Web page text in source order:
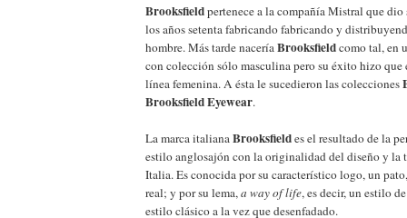
Brooksfieldpertenece a la compañía Mistral que dio
los años setenta fabricando fabricando y
hombre. Más tarde naceríaBrooksfieldcomo tal, en
con colección sólo masculina pero su éxito hizo que
línea femenina. A ésta le sucedieron las colecciones
Brooksfield Eyewear.
La marca italianaBrooksfieldes el resultado de la
estilo anglosajón con la originalidad del diseño y la
Italia. Es conocida por su característico logo, un
real; y por su lema,a way of life, es decir, un estilo
estilo clásico a la vez que desenfadado.